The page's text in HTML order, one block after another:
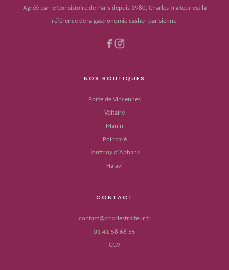
Agréé par le Consistoire de Paris depuis 1980, Charles Traiteur est la
référence de la gastronomie casher parisienne.
NOS BOUTIQUES
Porte de Vincennes
Voltaire
Manin
Poincaré
Jouffroy d'Abbans
Halavi
CONTACT
contact@charlestraiteur.fr
01 41 58 66 55
CGV